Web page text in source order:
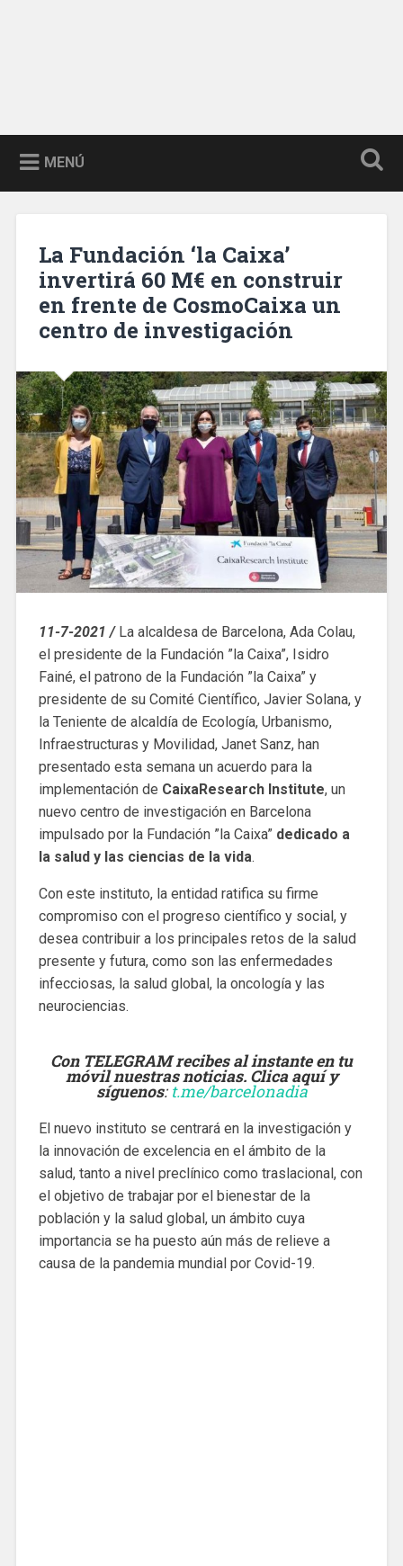
MENÚ
La Fundación ‘la Caixa’
invertirá 60 M€ en construir
en frente de CosmoCaixa un
centro de investigación
11-7-2021 /La alcaldesa de Barcelona, Ada Colau,
el presidente de la Fundación ”la Caixa”, Isidro
Fainé, el patrono de la Fundación ”la Caixa” y
presidente de su Comité Científico, Javier Solana, y
la Teniente de alcaldía de Ecología, Urbanismo,
Infraestructuras y Movilidad, Janet Sanz, han
presentado esta semana un acuerdo para la
implementación de CaixaResearch Institute, un
nuevo centro de investigación en Barcelona
impulsado por la Fundación ”la Caixa” dedicado a
la salud y las ciencias de la vida.
Con este instituto, la entidad ratifica su firme
compromiso con el progreso científico y social, y
desea contribuir a los principales retos de la salud
presente y futura, como son las enfermedades
infecciosas, la salud global, la oncología y las
neurociencias.
Con TELEGRAM recibes al instante en tu
móvil nuestras noticias. Clica aquí y
síguenos: t.me/barcelonadia
El nuevo instituto se centrará en la investigación y
la innovación de excelencia en el ámbito de la
salud, tanto a nivel preclínico como traslacional, con
el objetivo de trabajar por el bienestar de la
población y la salud global, un ámbito cuya
importancia se ha puesto aún más de relieve a
causa de la pandemia mundial por Covid-19.